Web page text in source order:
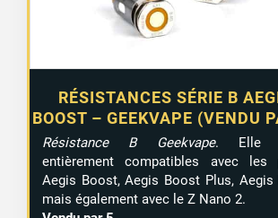
RÉSISTANCES SÉRIE B
BOOST – GEEKVAPE (VENDU
Résistance B Geekvape. Elle
entièrement compatibles avec les
Aegis Boost, Aegis Boost Plus, Aegis
mais également avec le Z Nano 2.